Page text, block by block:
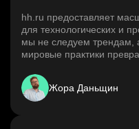
hh.ru предоставляет
для технологических и
мы не следуем трендам,
мировые практики
Жора Даньщин